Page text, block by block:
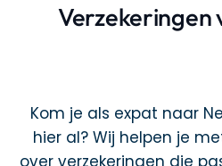
Verzekeringen
Kom je als expat naar
hier al? Wij helpen je
over verzekeringen die